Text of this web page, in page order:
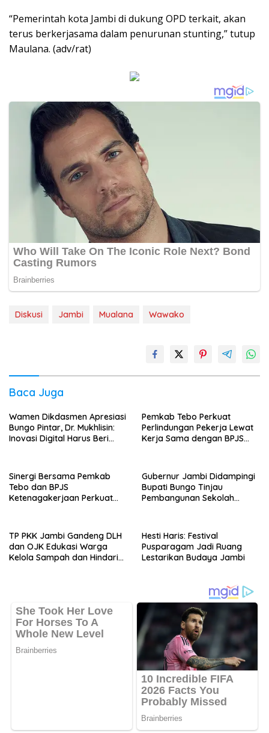
“Pemerintah kota Jambi di dukung OPD terkait, akan
terus berkerjasama dalam penurunan stunting,” tutup
Maulana. (adv/rat)
Diskusi Jambi Mualana Wawako
Baca Juga
Wamen Dikdasmen Apresiasi
Bungo Pintar, Dr. Mukhlisin:
Inovasi Digital Harus Beri
Pemkab Tebo Perkuat
Perlindungan Pekerja Lewat
Kerja Sama dengan BPJS
Sinergi Bersama Pemkab
Tebo dan BPJS
Ketenagakerjaan Perkuat
Gubernur Jambi Didampingi
Bupati Bungo Tinjau
Pembangunan Sekolah
TP PKK Jambi Gandeng DLH
dan OJK Edukasi Warga
Kelola Sampah dan Hindari
Hesti Haris: Festival
Pusparagam Jadi Ruang
Lestarikan Budaya Jambi